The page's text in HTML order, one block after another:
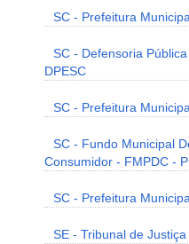
SC - Prefeitura
SC - Defensoria
DPESC
SC - Prefeitura
SC - Fundo Municipal
Consumidor - FMPDC -
SC - Prefeitura
SE - Tribunal de